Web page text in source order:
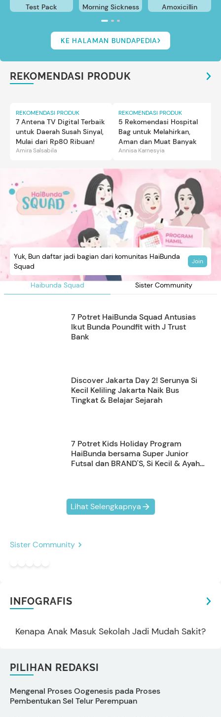
Test Pack Morning Sickness Amoxicillin
KE HALAMAN BUNDAPEDIA
REKOMENDASI PRODUK
REKOMENDASI PRODUK
7 Antena TV Digital Terbaik
untuk Daerah Susah Sinyal,
Mulai dari Rp80 Ribuan!
Amira Salsabila
REKOMENDASI PRODUK
5 Rekomendasi Hospital
Bag untuk Melahirkan,
Aman dan Muat Banyak
Annisa Karnesyia
Haibunda Squad Sister Community
Yuk, Bun daftar jadi bagian dari komunitas HaiBunda
Squad
Join
7 Potret HaiBunda Squad Antusias
Ikut Bunda Poundfit with J Trust
Bank
Discover Jakarta Day 2! Serunya Si
Kecil Keliling Jakarta Naik Bus
Tingkat & Belajar Sejarah
7 Potret Kids Holiday Program
HaiBunda bersama Super Junior
Futsal dan BRAND'S, Si Kecil & Ayah
Lihat Selengkapnya
Sister Community
INFOGRAFIS
Kenapa Anak Masuk Sekolah Jadi Mudah Sakit?
PILIHAN REDAKSI
Mengenal Proses Oogenesis pada Proses
Pembentukan Sel Telur Perempuan